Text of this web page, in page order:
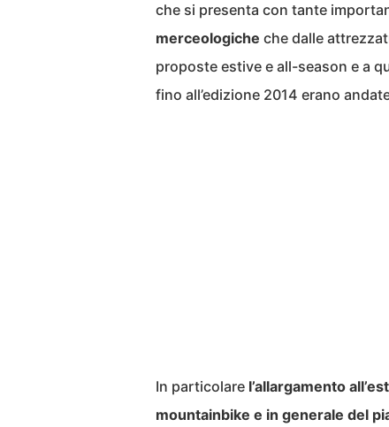
che si presenta con tante
merceologiche che dalle
proposte estive e all-season e a
fino all’edizione 2014 erano
In particolare l’allargamento
mountainbike e in generale del